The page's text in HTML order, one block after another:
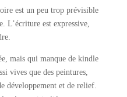
est un peu trop prévisible
L’écriture est expressive,
mais qui manque de kindle
vives que des peintures,
développement et de relief.